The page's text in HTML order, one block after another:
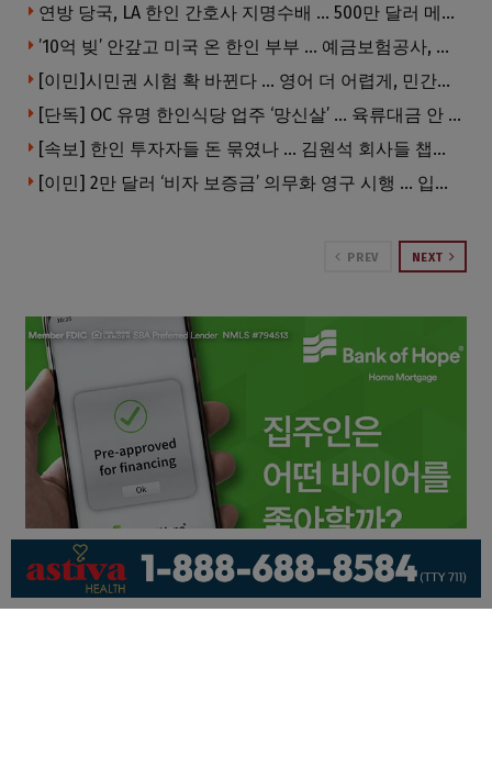
연방 당국, LA 한인 간호사 지명수배 … 500만 달러 메디캐어 사기, 선고 직전 한국 도주
’10억 빚’ 안갚고 미국 온 한인 부부 … 예금보험공사, 미국서 소송
[이민]시민권 시험 확 바뀐다 … 영어 더 어렵게, 민간시험 도입 추진
[단독] OC 유명 한인식당 업주 ‘망신살’ … 육류대금 안 갚자 식당서 공개추심
[속보] 한인 투자자들 돈 묶였나 … 김원석 회사들 챕터7 강제파산·자진파산 잇따라 신청
[이민] 2만 달러 ‘비자 보증금’ 의무화 영구 시행 … 입국 문턱 더 높아진다.
PREV NEXT